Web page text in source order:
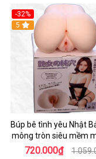
-32%
Hot
5
Búp bê tình yêu Nhật
mông tròn siêu mềm
dẫn
720.000₫